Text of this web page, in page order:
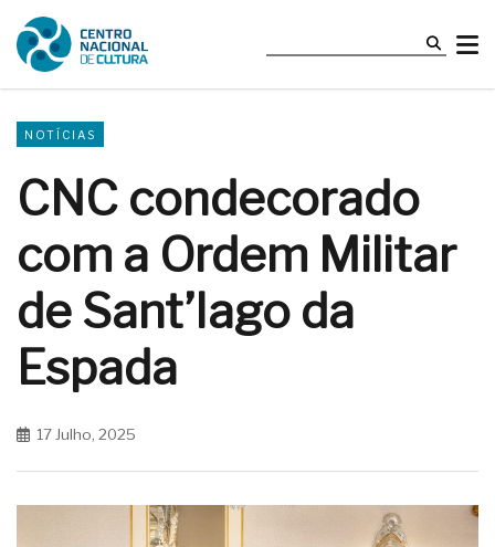
NOTÍCIAS
CNC condecorado
com a Ordem Militar
de Sant’Iago da
Espada
17 Julho, 2025